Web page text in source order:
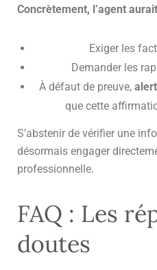
Concrètement, l’agent
Exiger les
Demander les
À défaut de preuve,
que cette
S’abstenir de vérifier une
désormais engager
professionnelle.
FAQ : Les
doutes